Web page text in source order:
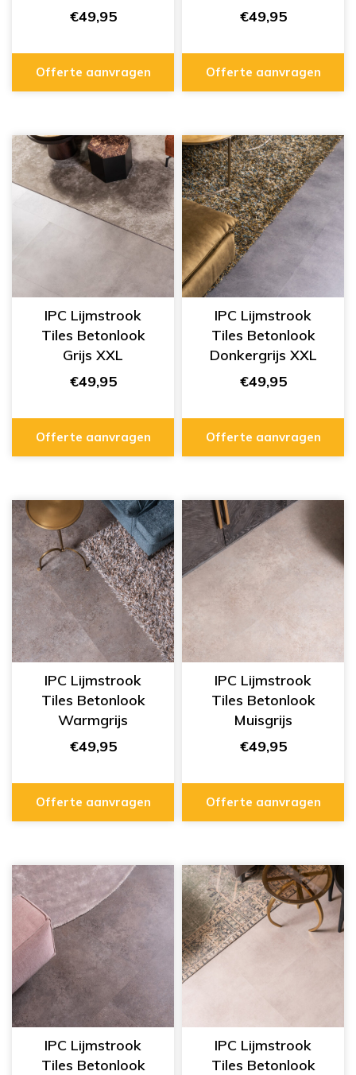
334555429
€49,95
Offerte aanvragen
334555412
€49,95
Offerte aanvragen
IPC Lijmstrook
Tiles Betonlook
Grijs XXL
334555413
€49,95
Offerte aanvragen
IPC Lijmstrook
Tiles Betonlook
Donkergrijs XXL
334555414
€49,95
Offerte aanvragen
IPC Lijmstrook
Tiles Betonlook
Warmgrijs
334555428
€49,95
Offerte aanvragen
IPC Lijmstrook
Tiles Betonlook
Muisgrijs
334555427
€49,95
Offerte aanvragen
IPC Lijmstrook
Tiles Betonlook
IPC Lijmstrook
Tiles Betonlook